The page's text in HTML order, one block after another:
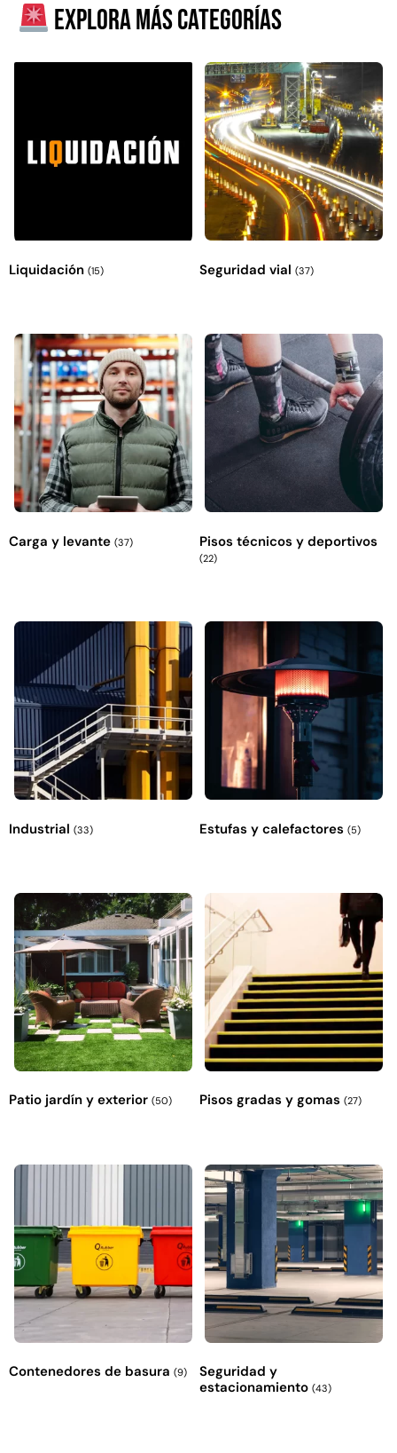
Explora más categorías
Liquidación (15) Seguridad vial (37)
Carga y levante (37) Pisos técnicos y deportivos
(22)
Industrial (33) Estufas y calefactores (5)
Patio jardín y exterior (50) Pisos gradas y gomas (27)
Contenedores de basura (9)
Seguridad y
estacionamiento (43)
4.8mm neopreno con 1 tela
$803.797
Explora más productos